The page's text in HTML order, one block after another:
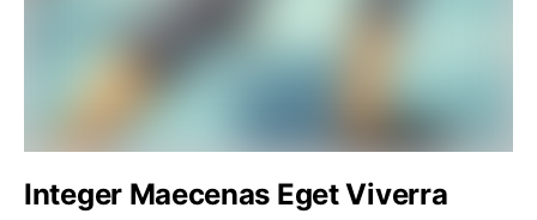
Integer Maecenas Eget Viverra